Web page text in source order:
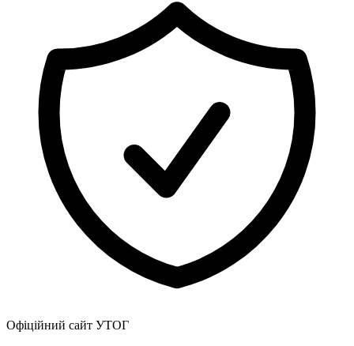
Безбар'єрність для глухих
Вінницька область
Волинська область
Житомирська область
Закарпатська область
Запорізька область
Івано-Франківська область
Київська область
Кіровоградська область
Львівська область
Миколаївська область
Одеська область
Полтавська область
Сумська область
Офіційний сайт УТОГ